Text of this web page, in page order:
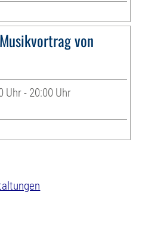
von
Uhr - 20:00 Uhr